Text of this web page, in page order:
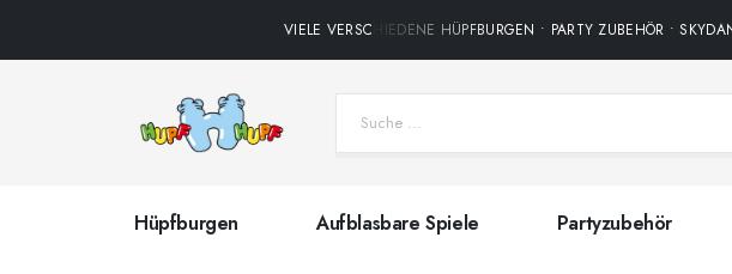
VIELE VERSCHIEDENE HÜPFBURGEN • PARTY ZUBEHÖR •
Hüpfburgen Aufblasbare Spiele Partyzubehör